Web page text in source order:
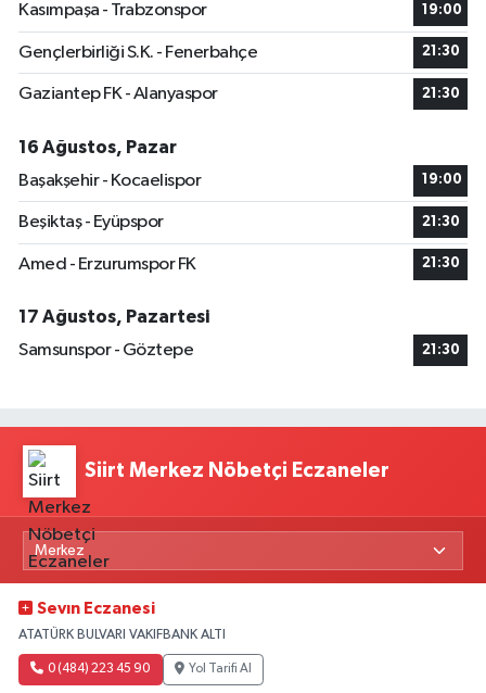
Kasımpaşa - Trabzonspor 19:00
Gençlerbirliği S.K. - Fenerbahçe 21:30
Gaziantep FK - Alanyaspor 21:30
16 Ağustos, Pazar
Başakşehir - Kocaelispor
19:00
Beşiktaş - Eyüpspor 21:30
Amed - Erzurumspor FK 21:30
17 Ağustos, Pazartesi
Samsunspor - Göztepe
21:30
Siirt Merkez Nöbetçi Eczaneler
Sevın Eczanesi
ATATÜRK BULVARI VAKIFBANK ALTI
0 (484) 223 45 90 Yol Tarifi Al